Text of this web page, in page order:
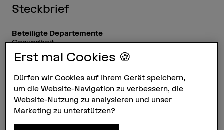
Steckbrief
Beteiligte Departemente
Gesundheit
Soziale Arbeit
Institut Alter
Pflege
Institut Soziale und kulturelle Vielfalt
Forschungseinheit(en)
Innovationsfeld Psychosoziale Gesundheit
Erst mal Cookies 🍪
Dürfen wir Cookies auf Ihrem Gerät speichern,
um die Website-Navigation zu verbessern, die
Website-Nutzung zu analysieren und unser
Marketing zu unterstützen?